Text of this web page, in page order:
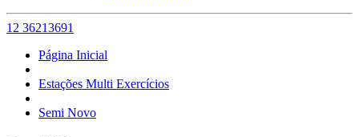
12 36213691
Página Inicial
Estações Multi Exercícios
Semi Novo